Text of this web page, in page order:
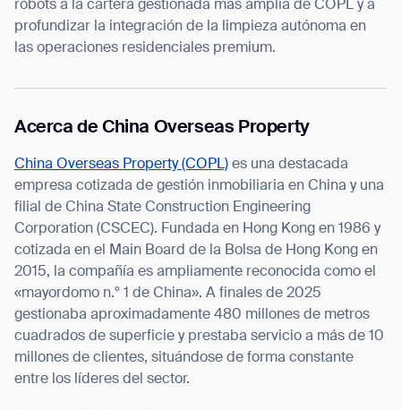
robots a la cartera gestionada más amplia de COPL y a
profundizar la integración de la limpieza autónoma en
las operaciones residenciales premium.
Acerca de China Overseas Property
China Overseas Property (COPL) es una destacada
empresa cotizada de gestión inmobiliaria en China y una
filial de China State Construction Engineering
Corporation (CSCEC). Fundada en Hong Kong en 1986 y
cotizada en el Main Board de la Bolsa de Hong Kong en
2015, la compañía es ampliamente reconocida como el
«mayordomo n.º 1 de China». A finales de 2025
gestionaba aproximadamente 480 millones de metros
cuadrados de superficie y prestaba servicio a más de 10
millones de clientes, situándose de forma constante
entre los líderes del sector.